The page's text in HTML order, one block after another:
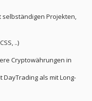
selbständigen Projekten,
..)
Cryptowährungen in
als mit Long-